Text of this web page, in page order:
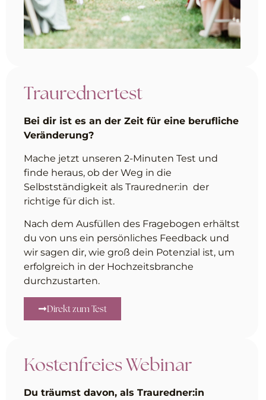
Traurednertest
Bei dir ist es an der Zeit für eine berufliche
Veränderung?
Mache jetzt unseren 2-Minuten Test und
finde heraus, ob der Weg in die
Selbstständigkeit als Trauredner:in der
richtige für dich ist.
Nach dem Ausfüllen des Fragebogen erhältst
du von uns ein persönliches Feedback und
wir sagen dir, wie groß dein Potenzial ist, um
erfolgreich in der Hochzeitsbranche
durchzustarten.
Direkt zum Test
Kostenfreies Webinar
Du träumst davon, als Trauredner:in